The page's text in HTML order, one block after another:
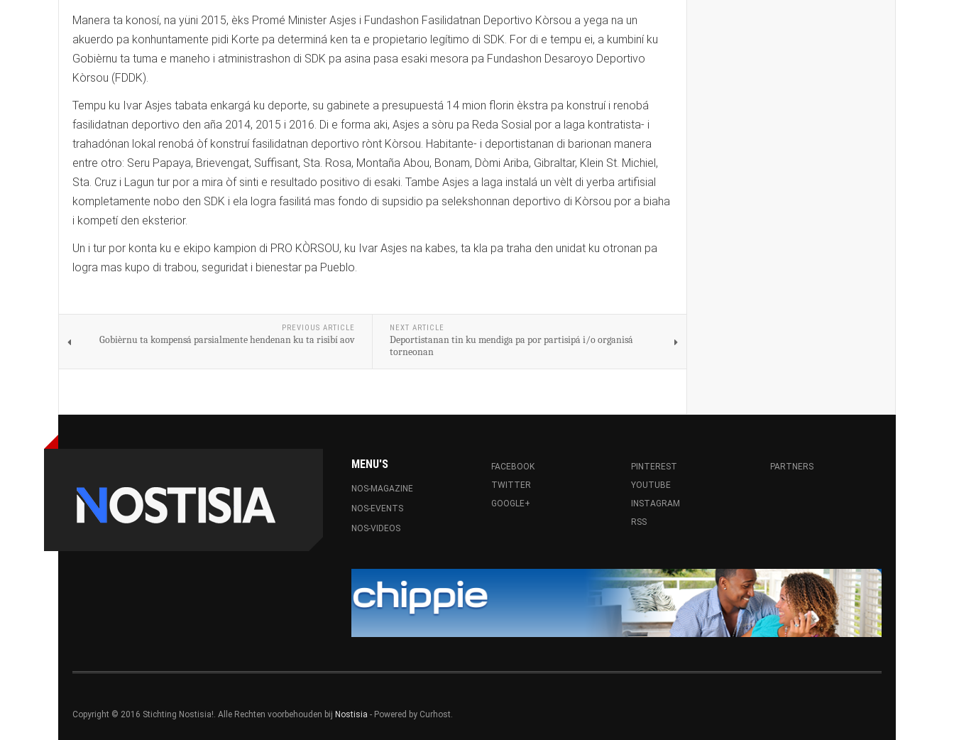
Manera ta konosí, na yüni 2015, èks Promé Minister Asjes i Fundashon Fasilidatnan Deportivo Kòrsou a yega na un
akuerdo pa konhuntamente pidi Korte pa determiná ken ta e propietario legítimo di SDK. For di e tempu ei, a kumbiní ku
Gobièrnu ta tuma e maneho i atministrashon di SDK pa asina pasa esaki mesora pa Fundashon Desaroyo Deportivo
Kòrsou (FDDK).
Tempu ku Ivar Asjes tabata enkargá ku deporte, su gabinete a presupuestá 14 mion florin èkstra pa konstruí i renobá
fasilidatnan deportivo den aña 2014, 2015 i 2016. Di e forma aki, Asjes a sòru pa Reda Sosial por a laga kontratista- i
trahadónan lokal renobá òf konstruí fasilidatnan deportivo rònt Kòrsou. Habitante- i deportistanan di barionan manera
entre otro: Seru Papaya, Brievengat, Suffisant, Sta. Rosa, Montaña Abou, Bonam, Dòmi Ariba, Gibraltar, Klein St. Michiel,
Sta. Cruz i Lagun tur por a mira òf sinti e resultado positivo di esaki. Tambe Asjes a laga instalá un vèlt di yerba artifisial
kompletamente nobo den SDK i ela logra fasilitá mas fondo di supsidio pa selekshonnan deportivo di Kòrsou por a biaha
i kompetí den eksterior.
Un i tur por konta ku e ekipo kampion di PRO KÒRSOU, ku Ivar Asjes na kabes, ta kla pa traha den unidat ku otronan pa
logra mas kupo di trabou, seguridat i bienestar pa Pueblo.
PREVIOUS ARTICLE
Gobièrnu ta kompensá parsialmente hendenan ku ta risibí aov
NEXT ARTICLE
Deportistanan tin ku mendiga pa por partisipá i/o organisá
torneonan
MENU'S
NOS-MAGAZINE
NOS-EVENTS
NOS-VIDEOS
FACEBOOK
TWITTER
GOOGLE+
PINTEREST
YOUTUBE
INSTAGRAM
RSS
PARTNERS
Copyright © 2016 Stichting Nostisia!. Alle Rechten voorbehouden bij Nostisia - Powered by Curhost.